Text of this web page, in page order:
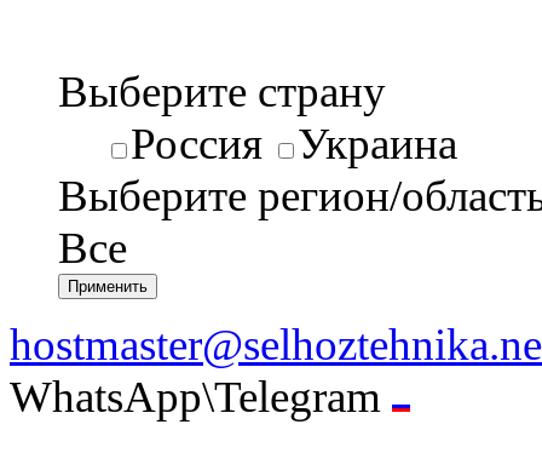
Выберите страну
Россия
Украина
Выберите регион/
Все
WhatsApp\Telegram